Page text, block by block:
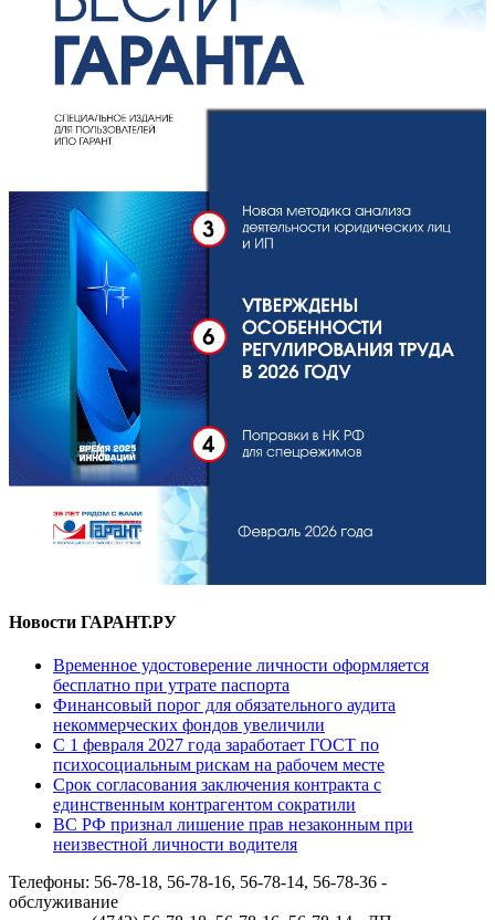
Новости ГАРАНТ.РУ
Временное удостоверение личности оформляется
бесплатно при утрате паспорта
Финансовый порог для обязательного аудита
некоммерческих фондов увеличили
С 1 февраля 2027 года заработает ГОСТ по
психосоциальным рискам на рабочем месте
Срок согласования заключения контракта с
единственным контрагентом сократили
ВС РФ признал лишение прав незаконным при
неизвестной личности водителя
Телефоны: 56-78-18, 56-78-16, 56-78-14, 56-78-36 -
обслуживание